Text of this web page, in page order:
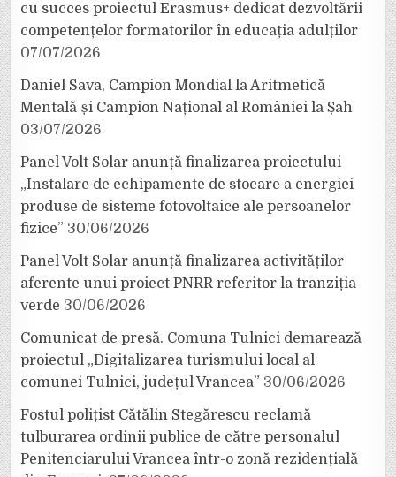
cu succes proiectul Erasmus+ dedicat dezvoltării
competențelor formatorilor în educația adulților
07/07/2026
Daniel Sava, Campion Mondial la Aritmetică
Mentală și Campion Național al României la Șah
03/07/2026
Panel Volt Solar anunță finalizarea proiectului
„Instalare de echipamente de stocare a energiei
produse de sisteme fotovoltaice ale persoanelor
fizice” 30/06/2026
Panel Volt Solar anunță finalizarea activităților
aferente unui proiect PNRR referitor la tranziția
verde 30/06/2026
Comunicat de presă. Comuna Tulnici demarează
proiectul „Digitalizarea turismului local al
comunei Tulnici, județul Vrancea” 30/06/2026
Fostul polițist Cătălin Stegărescu reclamă
tulburarea ordinii publice de către personalul
Penitenciarului Vrancea într-o zonă rezidențială